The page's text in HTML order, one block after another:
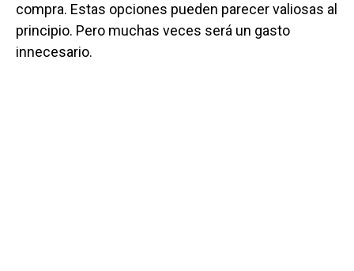
compra. Estas opciones pueden parecer valiosas al
principio. Pero muchas veces será un gasto
innecesario.